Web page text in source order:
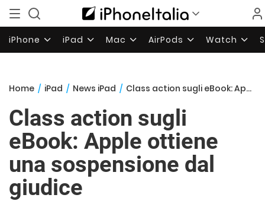
iPhone iPad Mac AirPods Watch
Home / iPad / News iPad / Class action sugli eBook: Apple ottiene una sospensione dal giudice
Class action sugli
eBook: Apple ottiene
una sospensione dal
giudice